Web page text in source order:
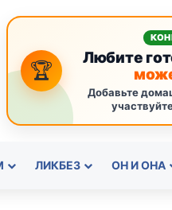
🏆
Любите
Добавьте
ЛИКБЕЗ ОН И ОНА